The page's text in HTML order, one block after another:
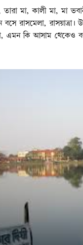
মা, কালী মা, মা
রাসমেলা,
এমন কি আসাম থেকেও